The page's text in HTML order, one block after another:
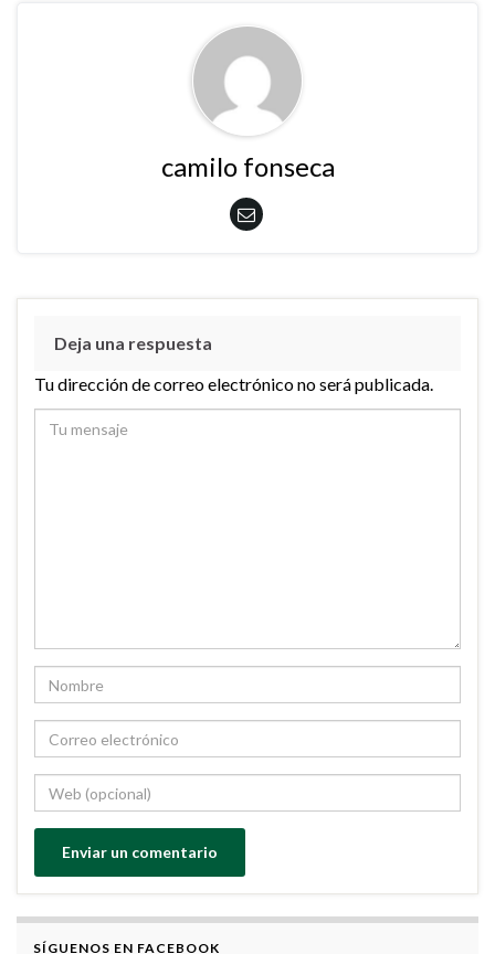
camilo fonseca
Deja una respuesta
Tu dirección de correo electrónico no será publicada.
SÍGUENOS EN FACEBOOK